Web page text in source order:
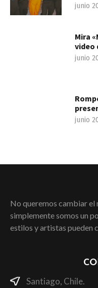
junio
Mira
video
junio
junio
No queremos cambiar el
simplemente somos un
estilos y artistas pueden
Santiago, Chile.